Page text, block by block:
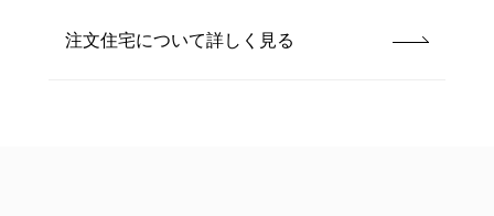
注文住宅について詳しく見る